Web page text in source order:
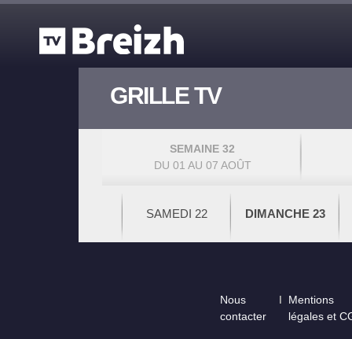
GRILLE TV
SEMAINE 32
DU 01 AU 07 AOÛT
SAMEDI 22 DIMANCHE 23
Footer
Nous
contacter
Mentions
légales et